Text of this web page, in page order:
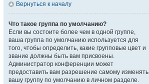
Вернуться к началу
Что такое группа по умолчанию?
Если вы состоите более чем в одной группе,
ваша группа по умолчанию используется для
того, чтобы определить, какие групповые цвет и
звание должны быть вам присвоены.
Администратор конференции может
предоставить вам разрешение самому изменять
вашу группу по умолчанию в личном разделе.